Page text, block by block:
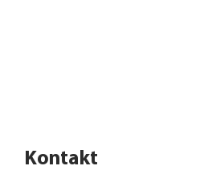
Kontakt